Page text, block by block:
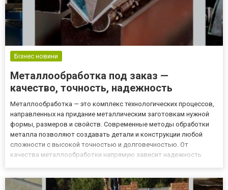
Бізнес новини
Металлообработка под заказ —
качество, точность, надежность
Металлообработка — это комплекс технологических процессов,
направленных на придание металлическим заготовкам нужной
формы, размеров и свойств. Современные методы обработки
металла позволяют создавать детали и конструкции любой
сложности с высокой точностью и долговечностью. От
качества металлообработки напрямую зависит надежность
технологии металлообработк...